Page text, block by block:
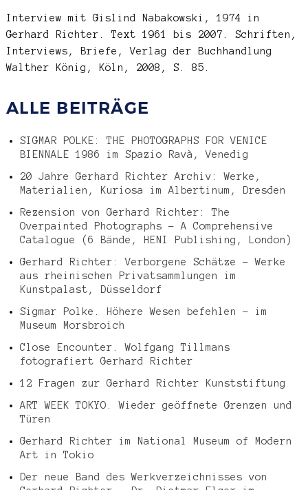
Interview mit Gislind Nabakowski, 1974 in
Gerhard Richter. Text 1961 bis 2007. Schriften,
Interviews, Briefe, Verlag der Buchhandlung
Walther König, Köln, 2008, S. 85.
ALLE BEITRÄGE
SIGMAR POLKE: THE PHOTOGRAPHS FOR VENICE
BIENNALE 1986 im Spazio Ravà, Venedig
20 Jahre Gerhard Richter Archiv: Werke,
Materialien, Kuriosa im Albertinum, Dresden
Rezension von Gerhard Richter: The
Overpainted Photographs – A Comprehensive
Catalogue (6 Bände, HENI Publishing, London)
Gerhard Richter: Verborgene Schätze – Werke
aus rheinischen Privatsammlungen im
Kunstpalast, Düsseldorf
Sigmar Polke. Höhere Wesen befehlen – im
Museum Morsbroich
Close Encounter. Wolfgang Tillmans
fotografiert Gerhard Richter
12 Fragen zur Gerhard Richter Kunststiftung
ART WEEK TOKYO. Wieder geöffnete Grenzen und
Türen
Gerhard Richter im National Museum of Modern
Art in Tokio
Der neue Band des Werkverzeichnisses von